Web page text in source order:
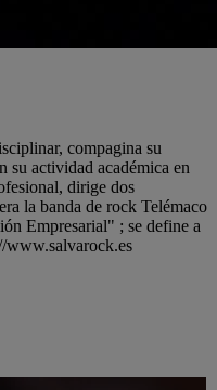
compagina su
su actividad académica en
dirige dos
la banda de rock Telémaco
Empresarial" ; se define a
www.salvarock.es